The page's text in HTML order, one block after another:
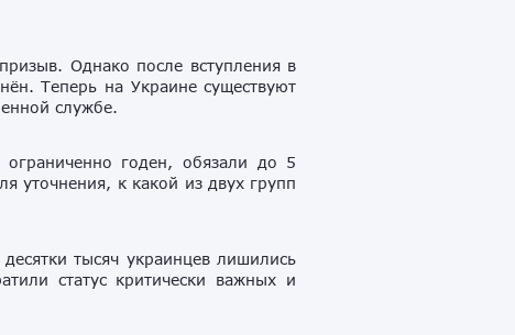
Однако после вступления в
Теперь на Украине существуют
службе.
годен, обязали до 5
уточнения, к какой из двух групп
тысяч украинцев лишились
статус критически важных и